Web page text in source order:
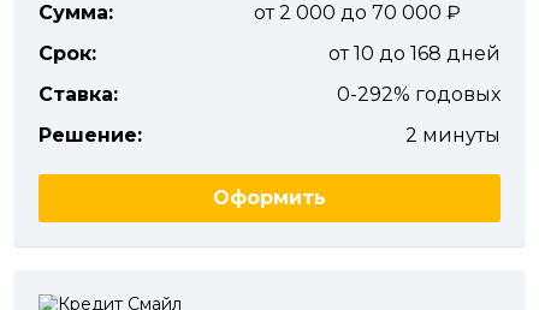
Сумма:
от 2 000 до 70 000
Срок:
от 10 до 168 дней
Ставка:
0-292% годовых
Решение:
2 минуты
Оформить